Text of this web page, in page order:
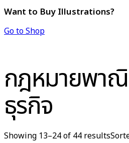
Want to Buy Illustrations?
Go to Shop
กฎหมายพา
ธุรกิจ
Showing 13–24 of 44 results